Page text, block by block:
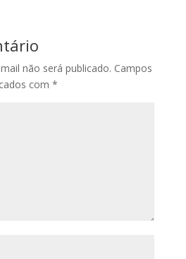
não será publicado. Campos
com *